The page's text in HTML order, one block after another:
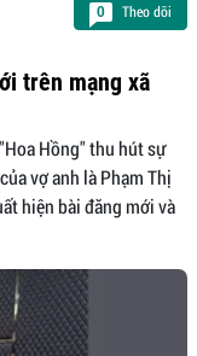
0 Theo dõi
trên mạng xã
Hồng" thu hút sự
vợ anh là Phạm Thị
hiện bài đăng mới và